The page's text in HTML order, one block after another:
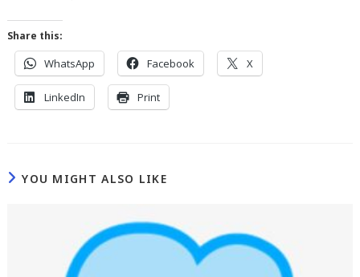
Share this:
WhatsApp Facebook X
LinkedIn Print
YOU MIGHT ALSO LIKE